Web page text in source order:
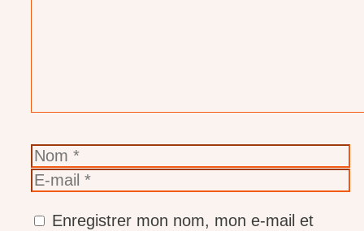
Nom
E-
Enregistrer mon nom, mon e-mail et